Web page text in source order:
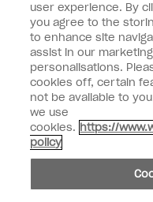
Kundeninformationen
OPI & Sie
instagramfacebook
Copyright 2026, Wella
user experience. By
you agree to the
to enhance site
assist in our
personalisations.
cookies off, certain
not be available to
we use
cookies. https://
policy